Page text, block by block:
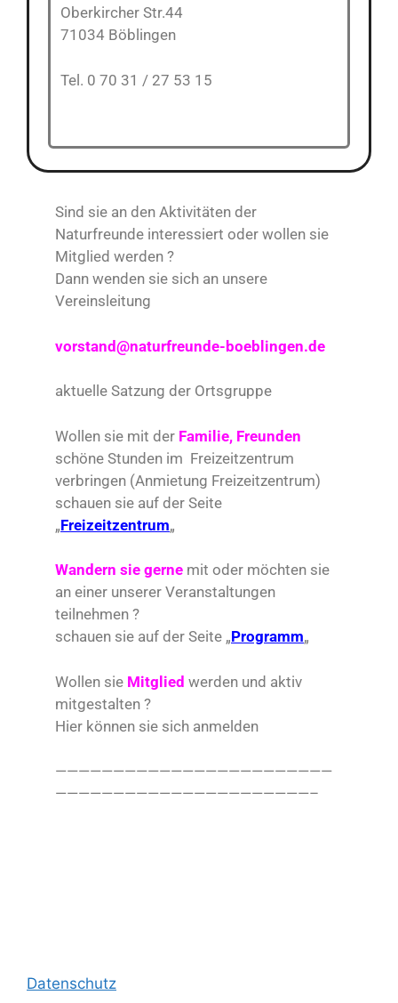
Oberkircher Str.44
71034 Böblingen
Tel. 0 70 31 / 27 53 15
Sind sie an den Aktivitäten der
Naturfreunde interessiert oder wollen sie
Mitglied werden ?
Dann wenden sie sich an unsere
Vereinsleitung
vorstand@naturfreunde-boeblingen.de
aktuelle Satzung der Ortsgruppe
Wollen sie mit der Familie, Freunden
schöne Stunden im Freizeitzentrum
verbringen (Anmietung Freizeitzentrum)
schauen sie auf der Seite
„Freizeitzentrum„
Wandern sie gerne mit oder möchten sie
an einer unserer Veranstaltungen
teilnehmen ?
schauen sie auf der Seite „Programm„
Wollen sie Mitglied werden und aktiv
mitgestalten ?
Hier können sie sich anmelden
————————————————————————
——————————————————————–
Datenschutz